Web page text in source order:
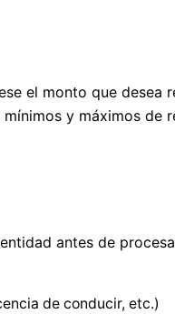
el monto que desea
y máximos de
antes de
de conducir, etc.)